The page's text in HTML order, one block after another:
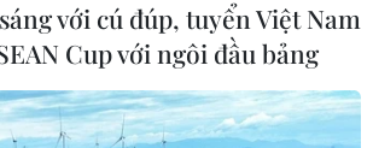
văn hóa nổi bật của Hà
với cú đúp, tuyển Việt Nam
Cup với ngôi đầu bảng